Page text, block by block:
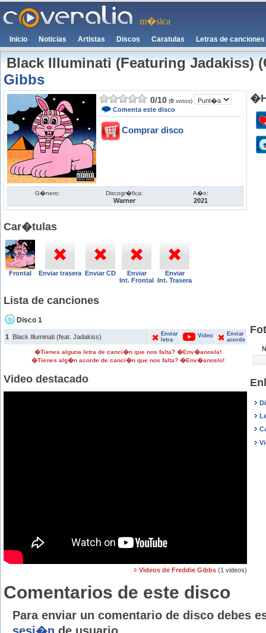
m�sica
Inicio Noticias Artistas Discos Caratulas Letras de canciones
Black Illuminati (Featuring Jadakiss)
Gibbs
0/10 (0 votos)
Comenta este disco
Comprar disco
G�nero: Discogr�fica:
Warner
A�o:
2021
Car�tulas
Frontal Enviar trasera Enviar CD
Enviar
Int. Frontal
Enviar
Int. Trasera
Lista de canciones
Disco 1
1 Black Illuminati (feat. Jadakiss)
Enviar
letra
Video
Enviar
acorde
�Tienes alguna letra de canci�n que nos falta? �Env�anosla!
�Tienes alg�n acorde de canci�n que nos falta? �Env�anoslo!
Video destacado
Videos de Freddie Gibbs (1 videos)
Comentarios de este disco
Para enviar un comentario de disco debes